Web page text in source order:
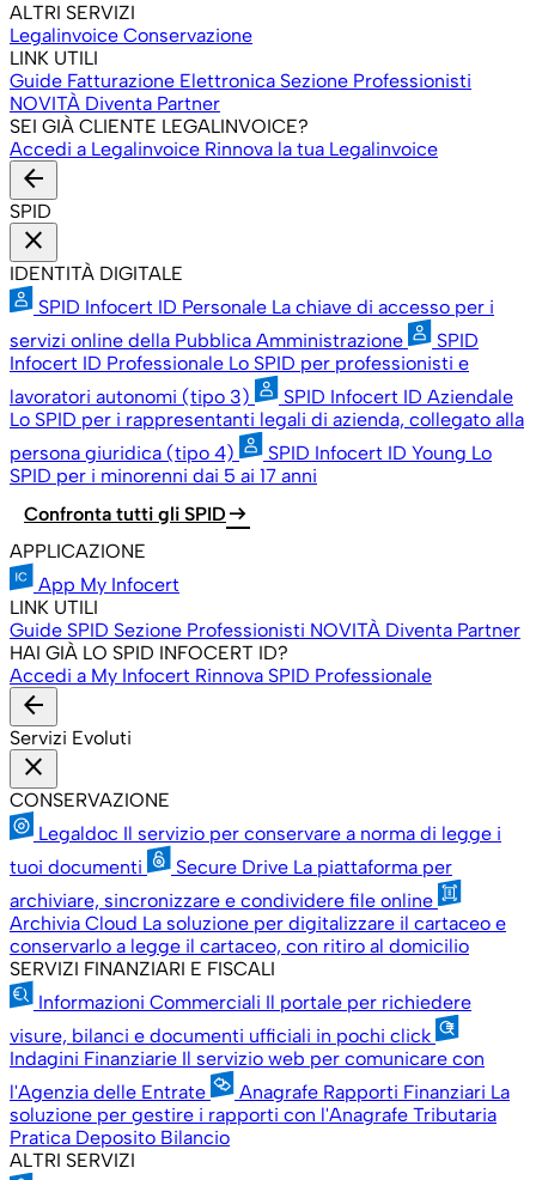
ALTRI SERVIZI
Legalinvoice Conservazione
LINK UTILI
Guide Fatturazione Elettronica Sezione Professionisti
NOVITÀ Diventa Partner
SEI GIÀ CLIENTE LEGALINVOICE?
Accedi a Legalinvoice Rinnova la tua Legalinvoice
arrow_back
SPID
close
IDENTITÀ DIGITALE
SPID Infocert ID Personale La chiave di accesso per i
servizi online della Pubblica Amministrazione
SPID
Infocert ID Professionale Lo SPID per professionisti e
lavoratori autonomi (tipo 3)
SPID Infocert ID Aziendale
Lo SPID per i rappresentanti legali di azienda, collegato alla
persona giuridica (tipo 4)
SPID Infocert ID Young Lo
SPID per i minorenni dai 5 ai 17 anni
Confronta tutti gli SPID arrow_right_alt
APPLICAZIONE
App My Infocert
LINK UTILI
Guide SPID Sezione Professionisti NOVITÀ Diventa Partner
HAI GIÀ LO SPID INFOCERT ID?
Accedi a My Infocert Rinnova SPID Professionale
arrow_back
Servizi Evoluti
close
CONSERVAZIONE
Legaldoc Il servizio per conservare a norma di legge i
tuoi documenti
Secure Drive La piattaforma per
archiviare, sincronizzare e condividere file online
Archivia Cloud La soluzione per digitalizzare il cartaceo e
conservarlo a legge il cartaceo, con ritiro al domicilio
SERVIZI FINANZIARI E FISCALI
Informazioni Commerciali Il portale per richiedere
visure, bilanci e documenti ufficiali in pochi click
Indagini Finanziarie Il servizio web per comunicare con
l'Agenzia delle Entrate
Anagrafe Rapporti Finanziari La
soluzione per gestire i rapporti con l'Anagrafe Tributaria
Pratica Deposito Bilancio
ALTRI SERVIZI